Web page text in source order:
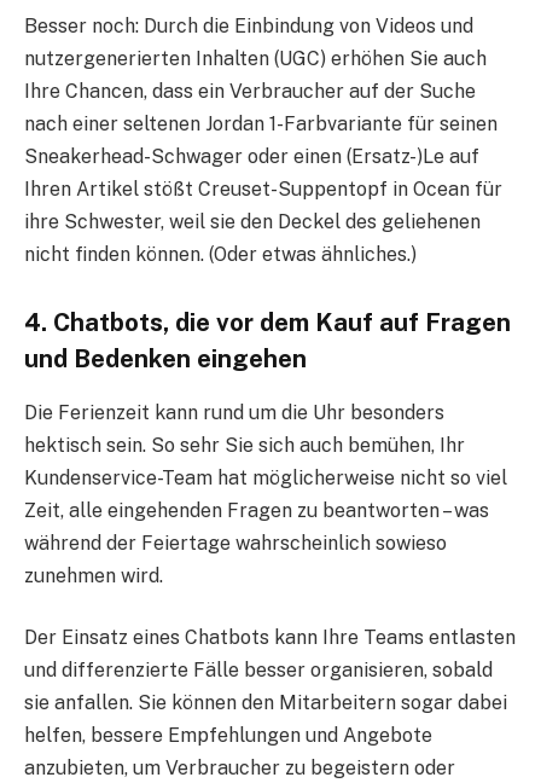
Besser noch: Durch die Einbindung von Videos und
nutzergenerierten Inhalten (UGC) erhöhen Sie auch
Ihre Chancen, dass ein Verbraucher auf der Suche
nach einer seltenen Jordan 1-Farbvariante für seinen
Sneakerhead-Schwager oder einen (Ersatz-)Le auf
Ihren Artikel stößt Creuset-Suppentopf in Ocean für
ihre Schwester, weil sie den Deckel des geliehenen
nicht finden können. (Oder etwas ähnliches.)
4. Chatbots, die vor dem Kauf auf Fragen
und Bedenken eingehen
Die Ferienzeit kann rund um die Uhr besonders
hektisch sein. So sehr Sie sich auch bemühen, Ihr
Kundenservice-Team hat möglicherweise nicht so viel
Zeit, alle eingehenden Fragen zu beantworten – was
während der Feiertage wahrscheinlich sowieso
zunehmen wird.
Der Einsatz eines Chatbots kann Ihre Teams entlasten
und differenzierte Fälle besser organisieren, sobald
sie anfallen. Sie können den Mitarbeitern sogar dabei
helfen, bessere Empfehlungen und Angebote
anzubieten, um Verbraucher zu begeistern oder